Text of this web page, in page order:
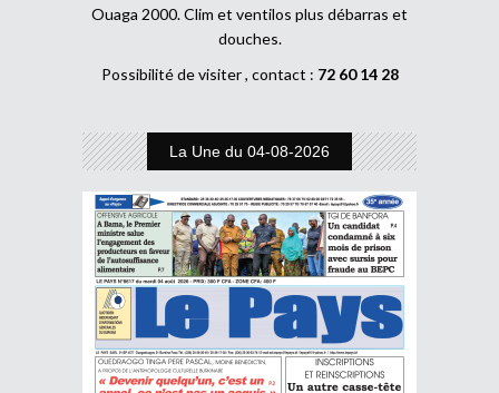
Ouaga 2000. Clim et ventilos plus débarras et
douches.
Possibilité de visiter , contact : 72 60 14 28
La Une du 04-08-2026